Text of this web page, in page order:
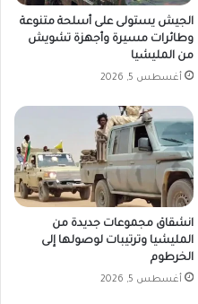
الجيش يستولى على أسلحة متنوعة
وطائرات مسيرة وأجهزة تشويش
من المليشيا
أغسطس 5, 2026
انشقاق مجموعات جديدة من
المليشيا وترتيبات لوصولها إلى
الخرطوم
أغسطس 5, 2026